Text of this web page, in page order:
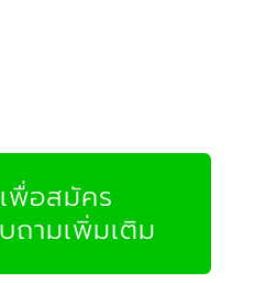
พื่อสมัคร
ถามเพิ่มเติม